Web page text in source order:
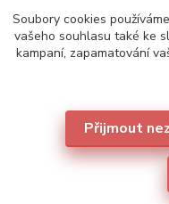
Soubory cookies
vašeho souhlasu také ke
kampaní, zapamatování
Přijmout